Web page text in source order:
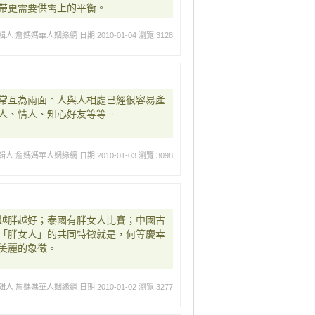
更需要供需上的平衡。
人 詹媽媽華人姻緣網 日期 2010-01-04 瀏覽 3128
互為兩面。人與人相處已經很容易產
、情人、知心好友等等。
人 詹媽媽華人姻緣網 日期 2010-01-03 瀏覽 3098
胖越好；泰國有胖女人比賽；中國古
胖女人」的共同特徵就是，何等慶幸
麗的象徵。
人 詹媽媽華人姻緣網 日期 2010-01-02 瀏覽 3277